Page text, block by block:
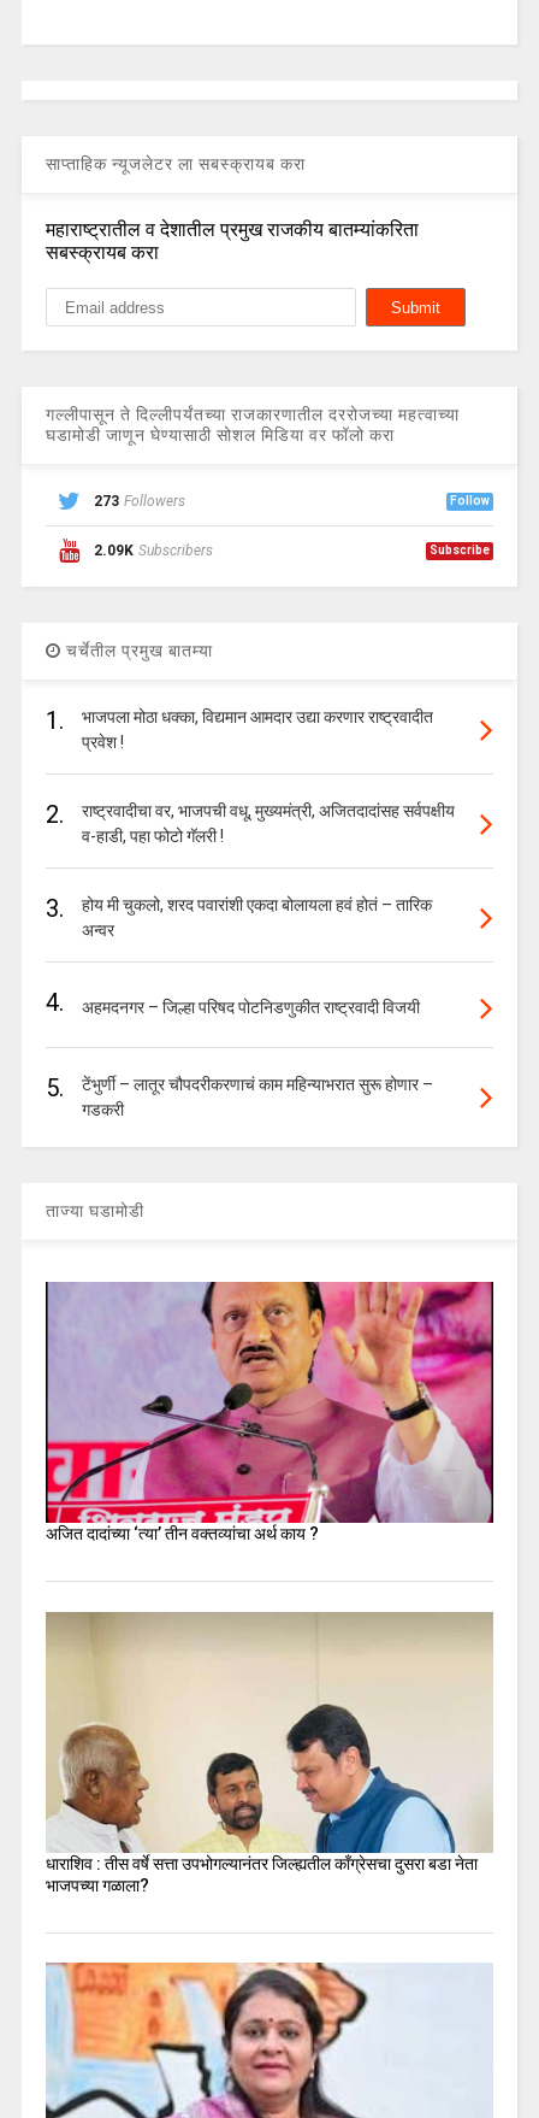
साप्ताहिक न्यूजलेटर ला सबस्क्रायब करा
महाराष्ट्रातील व देशातील प्रमुख राजकीय बातम्यांकरिता
सबस्क्रायब करा
गल्लीपासून ते दिल्लीपर्यंतच्या राजकारणातील दररोजच्या महत्वाच्या
घडामोडी जाणून घेण्यासाठी सोशल मिडिया वर फॉलो करा
273 Followers Follow
2.09K Subscribers Subscribe
चर्चेतील प्रमुख बातम्या
1.
भाजपला मोठा धक्का, विद्यमान आमदार उद्या करणार राष्ट्रवादीत
प्रवेश !
2.
राष्ट्रवादीचा वर, भाजपची वधू, मुख्यमंत्री, अजितदादांसह सर्वपक्षीय
व-हाडी, पहा फोटो गॅलरी !
3.
होय मी चुकलो, शरद पवारांशी एकदा बोलायला हवं होतं – तारिक
अन्वर
4. अहमदनगर – जिल्हा परिषद पोटनिडणुकीत राष्ट्रवादी विजयी
5.
टेंभुर्णी – लातूर चौपदरीकरणाचं काम महिन्याभरात सुरू होणार –
गडकरी
ताज्या घडामोडी
अजित दादांच्या ‘त्या’ तीन वक्तव्यांचा अर्थ काय ?
धाराशिव : तीस वर्षे सत्ता उपभोगल्यानंतर जिल्ह्यतील कॉंग्रेसचा दुसरा बडा नेता
भाजपच्या गळाला?